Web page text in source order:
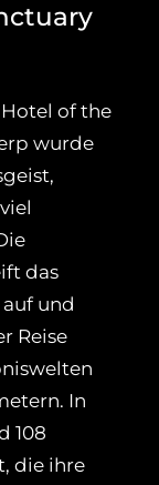
of the
wurde
das
und
Reise
In
108
die ihre